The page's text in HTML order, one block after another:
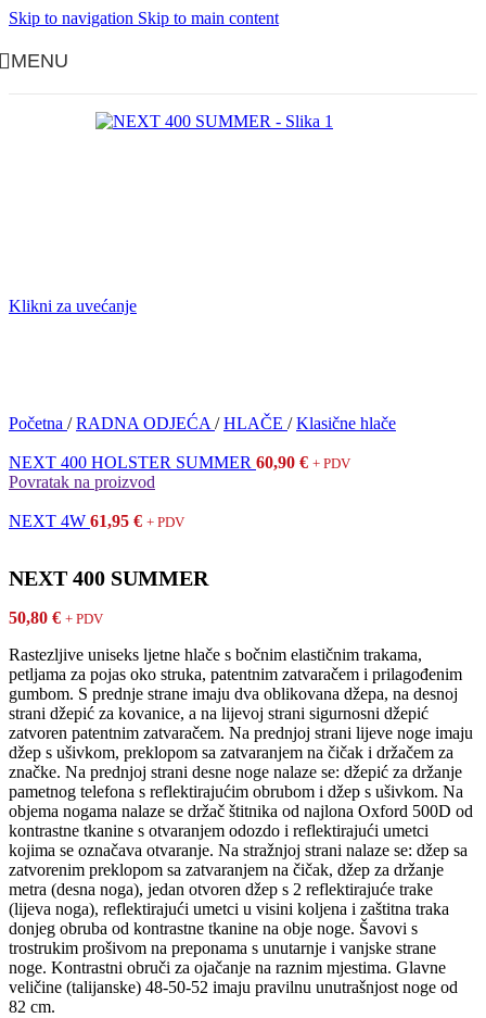
Skip to navigation Skip to main content
MENU
Klikni za uvećanje
Početna / RADNA ODJEĆA / HLAČE / Klasične hlače
NEXT 400 HOLSTER SUMMER 60,90 € + PDV
Povratak na proizvod
NEXT 4W 61,95 € + PDV
NEXT 400 SUMMER
50,80 € + PDV
Rastezljive uniseks ljetne hlače s bočnim elastičnim trakama,
petljama za pojas oko struka, patentnim zatvaračem i prilagođenim
gumbom. S prednje strane imaju dva oblikovana džepa, na desnoj
strani džepić za kovanice, a na lijevoj strani sigurnosni džepić
zatvoren patentnim zatvaračem. Na prednjoj strani lijeve noge imaju
džep s ušivkom, preklopom sa zatvaranjem na čičak i držačem za
značke. Na prednjoj strani desne noge nalaze se: džepić za držanje
pametnog telefona s reflektirajućim obrubom i džep s ušivkom. Na
objema nogama nalaze se držač štitnika od najlona Oxford 500D od
kontrastne tkanine s otvaranjem odozdo i reflektirajući umetci
kojima se označava otvaranje. Na stražnjoj strani nalaze se: džep sa
zatvorenim preklopom sa zatvaranjem na čičak, džep za držanje
metra (desna noga), jedan otvoren džep s 2 reflektirajuće trake
(lijeva noga), reflektirajući umetci u visini koljena i zaštitna traka
donjeg obruba od kontrastne tkanine na obje noge. Šavovi s
trostrukim prošivom na preponama s unutarnje i vanjske strane
noge. Kontrastni obruči za ojačanje na raznim mjestima. Glavne
veličine (talijanske) 48-50-52 imaju pravilnu unutrašnjost noge od
82 cm.